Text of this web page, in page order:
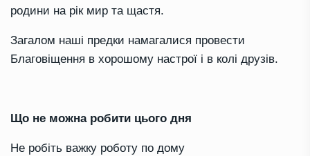
родини на рік мир та щастя.
Загалом наші предки намагалися провести
Благовіщення в хорошому настрої і в колі друзів.
Що не можна робити цього дня
Не робіть важку роботу по дому